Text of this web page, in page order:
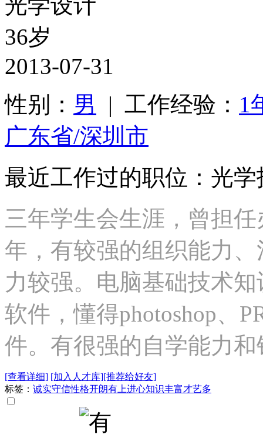
36岁
2013-07-31
性别： 男 | 工作经验： 1
广东省/深圳市
最近工作过的职位：光学
三年学生会生涯，曾担
年，有较强的组织能力
力较强。电脑基础技术
软件，懂得photoshop、
件。有很强的自学能力
[查看详细] [加入人才库][推荐给好友]
标签： 诚实守信性格开朗有上进心知识丰富才艺多